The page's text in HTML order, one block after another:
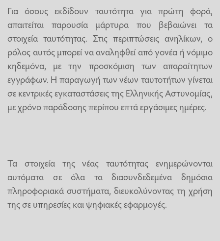
Για όσους εκδίδουν ταυτότητα για πρώτη φορά,
απαιτείται παρουσία μάρτυρα που βεβαιώνει τα
στοιχεία ταυτότητας. Στις περιπτώσεις ανηλίκων, ο
ρόλος αυτός μπορεί να αναληφθεί από γονέα ή νόμιμο
κηδεμόνα, με την προσκόμιση των απαραίτητων
εγγράφων. Η παραγωγή των νέων ταυτοτήτων γίνεται
σε κεντρικές εγκαταστάσεις της Ελληνικής Αστυνομίας,
με χρόνο παράδοσης περίπου επτά εργάσιμες ημέρες.
Τα στοιχεία της νέας ταυτότητας ενημερώνονται
αυτόματα σε όλα τα διασυνδεδεμένα δημόσια
πληροφοριακά συστήματα, διευκολύνοντας τη χρήση
της σε υπηρεσίες και ψηφιακές εφαρμογές.